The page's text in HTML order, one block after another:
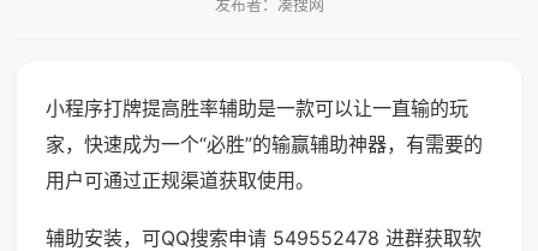
小程序打牌提高胜率辅助是一款可以让一直输的玩
家，快速成为一个“必胜”的输赢辅助神器，有需要的
用户可通过正规渠道获取使用。
辅助安装，可QQ搜索申请 549552478 进群获取软